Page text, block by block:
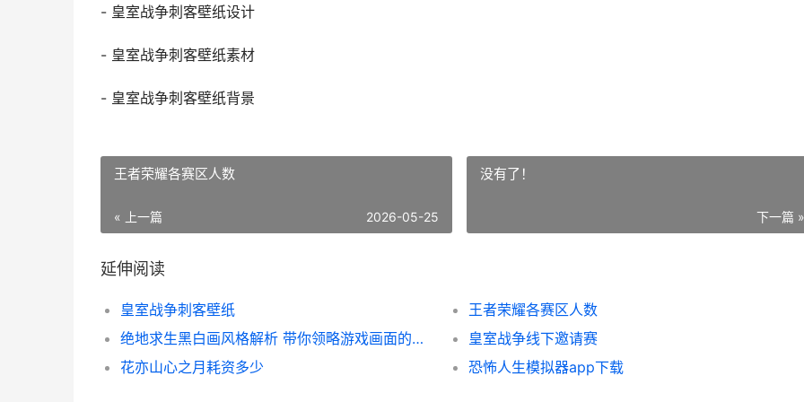
- 皇室战争刺客壁纸设计
- 皇室战争刺客壁纸素材
- 皇室战争刺客壁纸背景
王者荣耀各赛区人数
« 上一篇 2026-05-25
没有了！
下一篇 »
延伸阅读
皇室战争刺客壁纸
王者荣耀各赛区人数
绝地求生黑白画风格解析 带你领略游戏画面的独特魅力
皇室战争线下邀请赛
花亦山心之月耗资多少
恐怖人生模拟器app下载